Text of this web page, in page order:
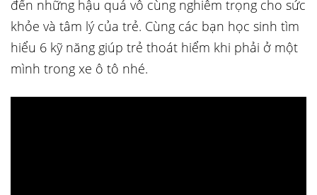
đến những hậu quả vô cùng nghiêm trọng cho sức
khỏe và tâm lý của trẻ. Cùng các bạn học sinh tìm
hiểu 6 kỹ năng giúp trẻ thoát hiểm khi phải ở một
mình trong xe ô tô nhé.